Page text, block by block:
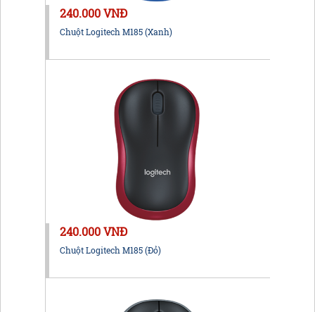
240.000 VNĐ
Chuột Logitech M185 (Xanh)
240.000 VNĐ
Chuột Logitech M185 (Đỏ)